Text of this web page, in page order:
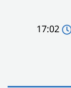
17:02